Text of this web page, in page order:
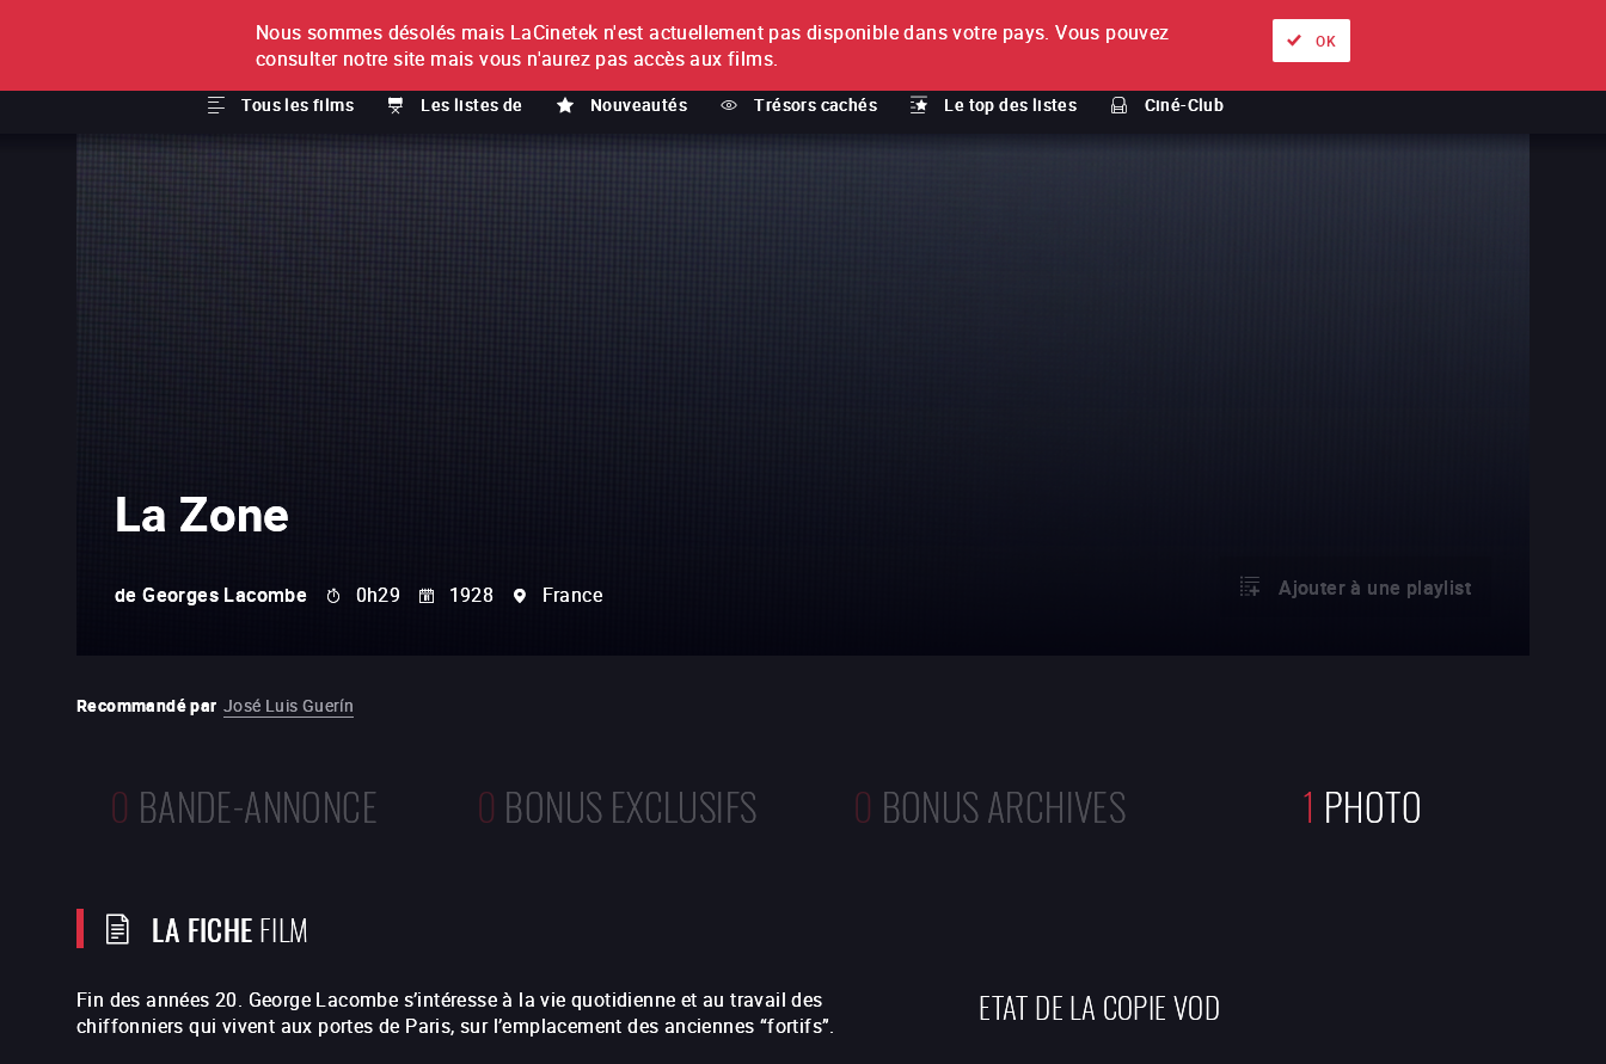
À L'UNITÉ
Tous les films Les listes de Nouveautés Trésors cachés Le top des listes Ciné-Club
ABONNEMENT À propos Nos offres
La Zone
de Georges Lacombe 0h29 1928 France Ajouter à une playlist
Recommandé par José Luis Guerín
0 BANDE-ANNONCE 0 BONUS EXCLUSIFS 0 BONUS ARCHIVES 1 PHOTO
LA FICHEFILM
Fin des années 20. George Lacombe s’intéresse à la vie quotidienne et au travail des
chiffonniers qui vivent aux portes de Paris, sur l’emplacement des anciennes “fortifs”.
ETAT DE LA COPIE VOD
Nous sommes désolés mais LaCinetek n'est actuellement pas disponible dans votre pays. Vous pouvez
consulter notre site mais vous n'aurez pas accès aux films.
OK